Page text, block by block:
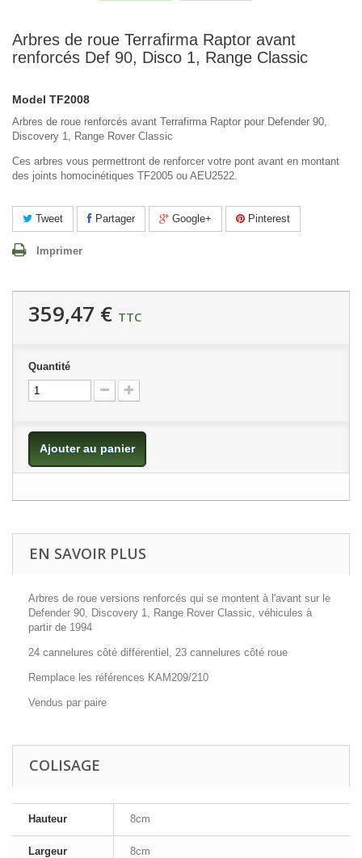
Arbres de roue Terrafirma Raptor avant
renforcés Def 90, Disco 1, Range Classic
Model TF2008
Arbres de roue renforcés avant Terrafirma Raptor pour Defender 90,
Discovery 1, Range Rover Classic
Ces arbres vous permettront de renforcer votre pont avant en montant
des joints homocinétiques TF2005 ou AEU2522.
Tweet Partager Google+ Pinterest
Imprimer
359,47 € TTC
Quantité
Ajouter au panier
EN SAVOIR PLUS
Arbres de roue versions renforcés qui se montent à l'avant sur le
Defender 90, Discovery 1, Range Rover Classic, véhicules à
partir de 1994
24 cannelures côté différentiel, 23 cannelures côté roue
Remplace les références KAM209/210
Vendus par paire
COLISAGE
Hauteur 8cm
Largeur 8cm